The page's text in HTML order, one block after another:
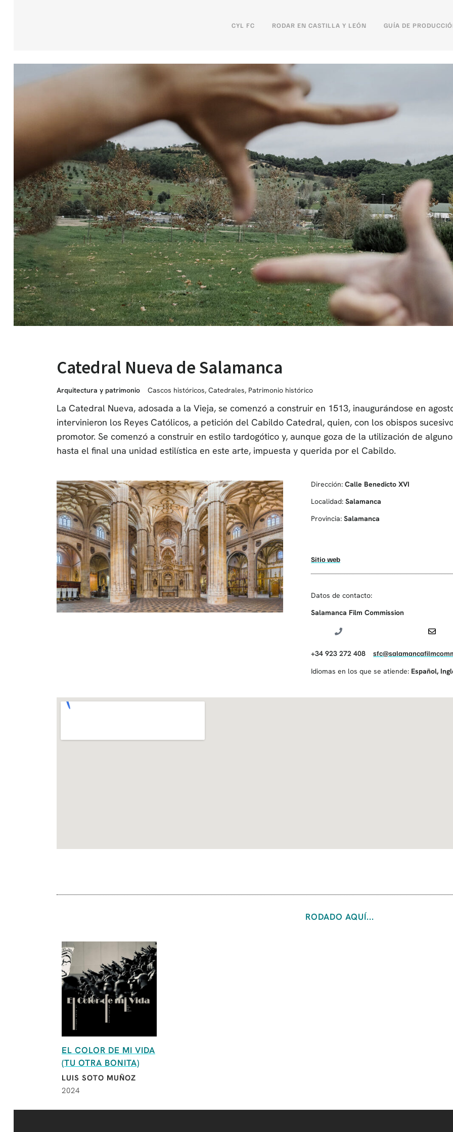
CYL FC RODAR EN CASTILLA Y LEÓN GUÍA DE
Catedral Nueva de Salamanca
Arquitectura y patrimonio Cascos históricos, Catedrales, Patrimonio histórico
La Catedral Nueva, adosada a la Vieja, se comenzó a construir en 1513, inaugurándose en
intervinieron los Reyes Católicos, a petición del Cabildo Catedral, quien, con los obispos
promotor. Se comenzó a construir en estilo tardogótico y, aunque goza de la utilización de
hasta el final una unidad estilística en este arte, impuesta y querida por el Cabildo.
Dirección: Calle Benedicto XVI
Localidad: Salamanca
Provincia: Salamanca
Sitio web
Datos de contacto:
Salamanca Film Commission
+34 923 272 408
Idiomas en los que se atiende: Español,
RODADO AQUÍ...
EL COLOR DE MI VIDA
(TU OTRA BONITA)
LUIS SOTO MUÑOZ
2024